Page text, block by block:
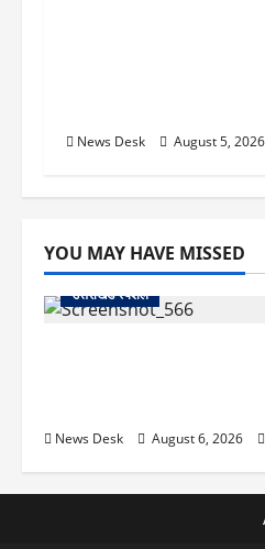
News Desk August 5, 2026
YOU MAY HAVE MISSED
उत्तराखंड स्पेशल
News Desk August 6, 2026